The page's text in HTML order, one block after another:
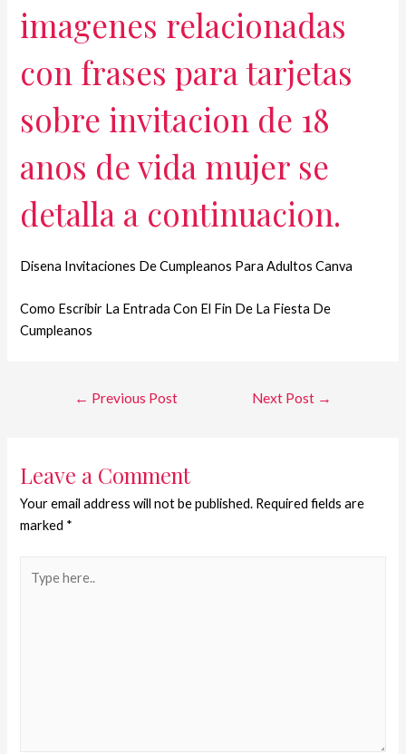
imagenes relacionadas
con frases para tarjetas
sobre invitacion de 18
anos de vida mujer se
detalla a continuacion.
Disena Invitaciones De Cumpleanos Para Adultos Canva
Como Escribir La Entrada Con El Fin De La Fiesta De
Cumpleanos
← Previous Post Next Post →
Leave a Comment
Your email address will not be published. Required fields are
marked *